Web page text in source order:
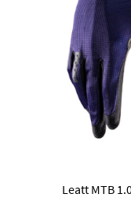
Leatt MTB